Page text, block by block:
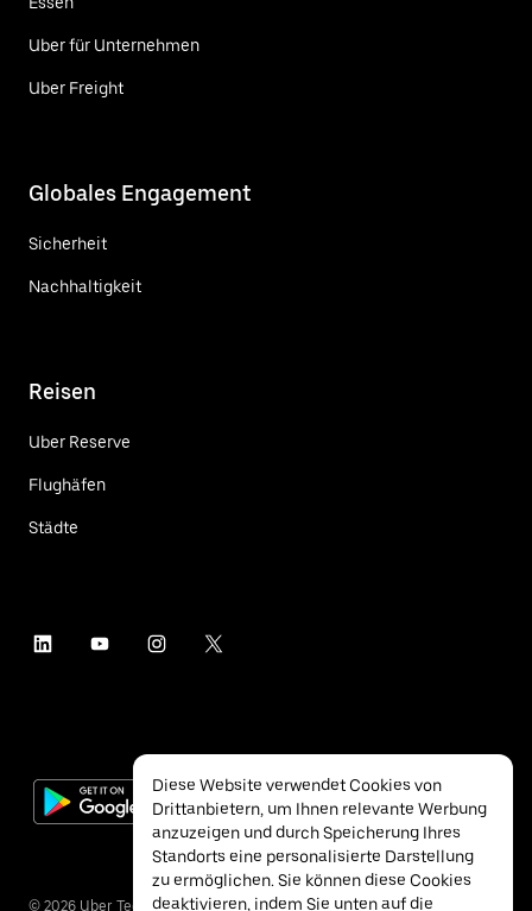
Uber für Unternehmen
Uber Freight
Globales Engagement
Sicherheit
Nachhaltigkeit
Reisen
Uber Reserve
Flughäfen
Städte
© 2026 Uber Technologies Inc.
Diese Website verwendet Cookies von
Drittanbietern, um Ihnen relevante Werbung
anzuzeigen und durch Speicherung Ihres
Standorts eine personalisierte Darstellung
zu ermöglichen. Sie können diese Cookies
deaktivieren, indem Sie unten auf die